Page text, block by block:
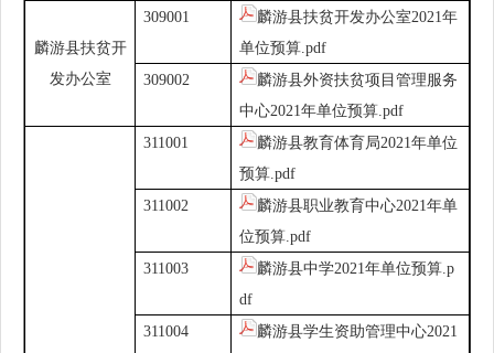
麟游县扶贫开
发办公室
309001
麟游县扶贫开发办公室2021年
单位预算.pdf
309002
麟游县外资扶贫项目管理服务
中心2021年单位预算.pdf
311001
麟游县教育体育局2021年单位
预算.pdf
311002
麟游县职业教育中心2021年单
位预算.pdf
311003
麟游县中学2021年单位预算.p
df
311004
麟游县学生资助管理中心2021